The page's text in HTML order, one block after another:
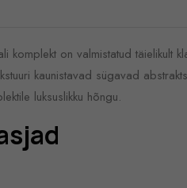
komplekt on valmistatud
kaunistavad sügavad
luksuslikku hõngu.